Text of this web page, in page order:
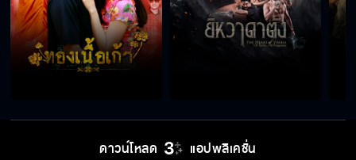
สามีคุณฉันขอได้ไหมคะ
ถ้ายังไม่หยุดแกล้ง ผมจะจู่โจมนะ
ดาวน์โหลด แอปพลิเคชั่น